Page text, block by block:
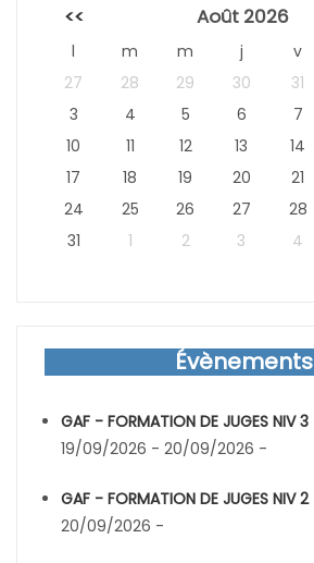
<< Août 2026
l m m j v
27
28 29 30 31
3
4 5 6 7
10
11 12 13 14
17
18 19 20 21
24
25 26 27 28
31
1 2 3 4
Évènements
GAF - FORMATION DE JUGES NIV 3
19/09/2026 - 20/09/2026 -
GAF - FORMATION DE JUGES NIV 2
20/09/2026 -